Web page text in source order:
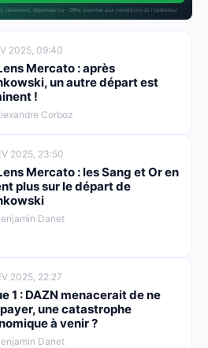
isolement, dépendance · Offre soumise aux conditions de l’opérateur.
2025, 09:40
Mercato : après
un autre départ est
!
Corboz
2025, 23:50
Mercato : les Sang et Or en
plus sur le départ de
Danet
2025, 22:27
1 : DAZN menacerait de ne
une catastrophe
à venir ?
Danet